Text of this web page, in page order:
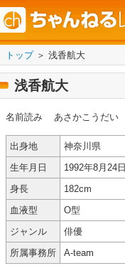
トップ＞ 浅香航大
浅香航大
名前読み あさかこうだい
出身地
神奈川県
生年月日
1992年8月24日
身長
182cm
血液型
O型
ジャンル
俳優
所属事務所
A-team